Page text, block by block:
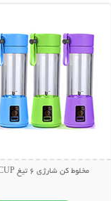
مخلوط کن شارژی 6 تیغ JUICE CUP